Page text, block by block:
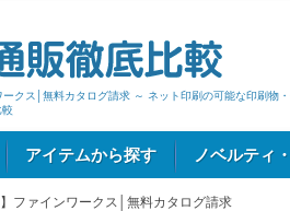
ークス│無料カタログ請求 ～ ネット印刷の可能な印刷物
アイテムから探す ノベルティ
】ファインワークス│無料カタログ請求